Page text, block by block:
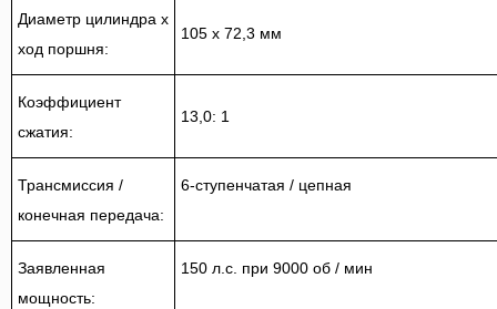
Диаметр цилиндра x
ход поршня:
105 x 72,3 мм
Коэффициент
сжатия:
13,0: 1
Трансмиссия /
конечная передача:
6-ступенчатая / цепная
Заявленная
мощность:
150 л.с. при 9000 об / мин